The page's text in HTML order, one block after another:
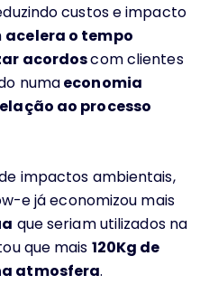
custos e impacto
acelera o tempo
acordoscom clientes
numaeconomia
ao processo
impactos ambientais,
e já economizou mais
que seriam utilizados na
que mais 120Kg de
atmosfera.